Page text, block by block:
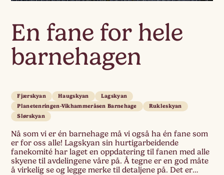
En fane for hele
barnehagen
Fjærskyan Haugskyan
Lagskyan
Planetenringen-Vikhammeråsen Barnehage
Rukleskyan
Slørskyan
Nå som vi er én barnehage må vi også ha én fane som
er for oss alle! Lagskyan sin hurtigarbeidende
fanekomité har laget en oppdatering til fanen med alle
skyene til avdelingene våre på. Å tegne er en god måte
å virkelig se og legge merke til detaljene på. Det er